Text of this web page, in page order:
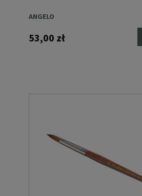
ANGELO
53,00 zł